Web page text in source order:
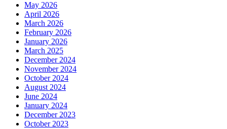
May 2026
April 2026
March 2026
February 2026
January 2026
March 2025
December 2024
November 2024
October 2024
August 2024
June 2024
January 2024
December 2023
October 2023